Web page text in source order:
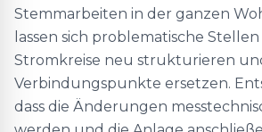
Stemmarbeiten in der ganzen
lassen sich problematische
Stromkreise neu strukturieren
Verbindungspunkte ersetzen.
dass die Änderungen